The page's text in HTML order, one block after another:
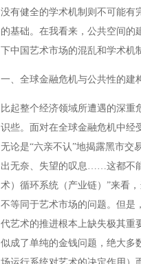
没有健全的学术机制则不可能有
的基础。在我看来，公共空间的
下中国艺术市场的混乱和学术机
一、全球金融危机与公共性的建
比起整个经济领域所遭遇的深重
识些。面对在全球金融危机中经
无论是“六亲不认”地揭露黑市交
出无奈、失望的叹息……这都不
术）循环系统（产业链）”来看
不等同于艺术市场的问题。但是
代艺术的推进根本上缺失极其重
似成了单纯的金钱问题，绝大